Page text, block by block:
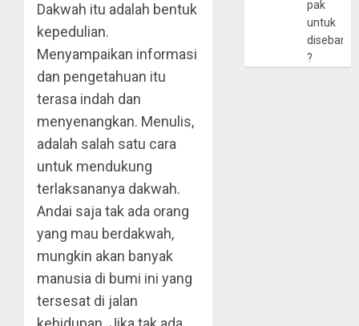
Dakwah itu adalah bentuk
kepedulian.
Menyampaikan informasi
dan pengetahuan itu
terasa indah dan
menyenangkan. Menulis,
adalah salah satu cara
untuk mendukung
terlaksananya dakwah.
Andai saja tak ada orang
yang mau berdakwah,
mungkin akan banyak
manusia di bumi ini yang
tersesat di jalan
pak
untuk
?